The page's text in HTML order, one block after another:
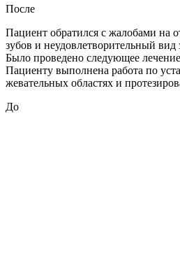
После
Пациент обратился с жалобами на
зубов и неудовлетворительный
Было проведено следующее
Пациенту выполнена работа по
жевательных областях и
До